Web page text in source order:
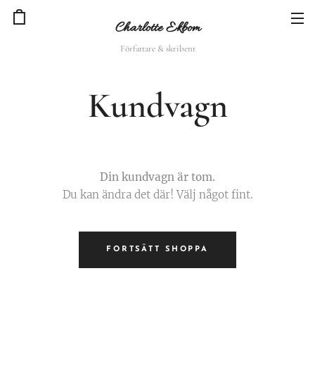
Charlotte Ekbom
Författare & skribent
Kundvagn
Din kundvagn är tom.
Du kan ändra det där! Välj något fint.
FORTSÄTT SHOPPA